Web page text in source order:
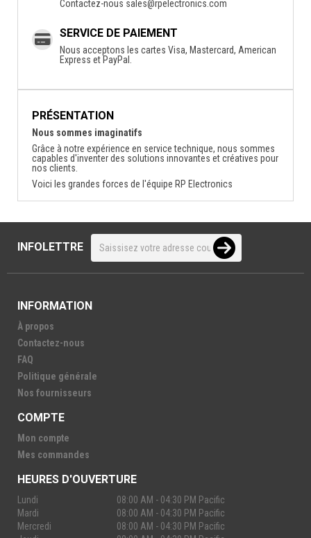
Contactez-nous sales@rpelectronics.com
SERVICE DE PAIEMENT
Nous acceptons les cartes Visa, Mastercard, American
Express et PayPal.
PRÉSENTATION
Nous sommes imaginatifs
Grâce à notre expérience en service technique, nous sommes
capables d'inventer des solutions innovantes et créatives pour
nos clients.
Voici les grandes forces de l'équipe RP Electronics
INFOLETTRE
INFORMATION
À propos
Contactez-nous
FAQ
Politique générale
Nos fournisseurs
COMPTE
Mon compte
Mes commandes
HEURES D'OUVERTURE
Lundi
08:00 AM - 04:30 PM Pacific
Mardi
08:00 AM - 04:30 PM Pacific
Mercredi
08:00 AM - 04:30 PM Pacific